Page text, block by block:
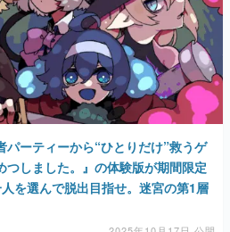
パーティーから“ひとりだけ”救うゲ
つしました。』の体験版が期間限定
を選んで脱出目指せ。迷宮の第1層